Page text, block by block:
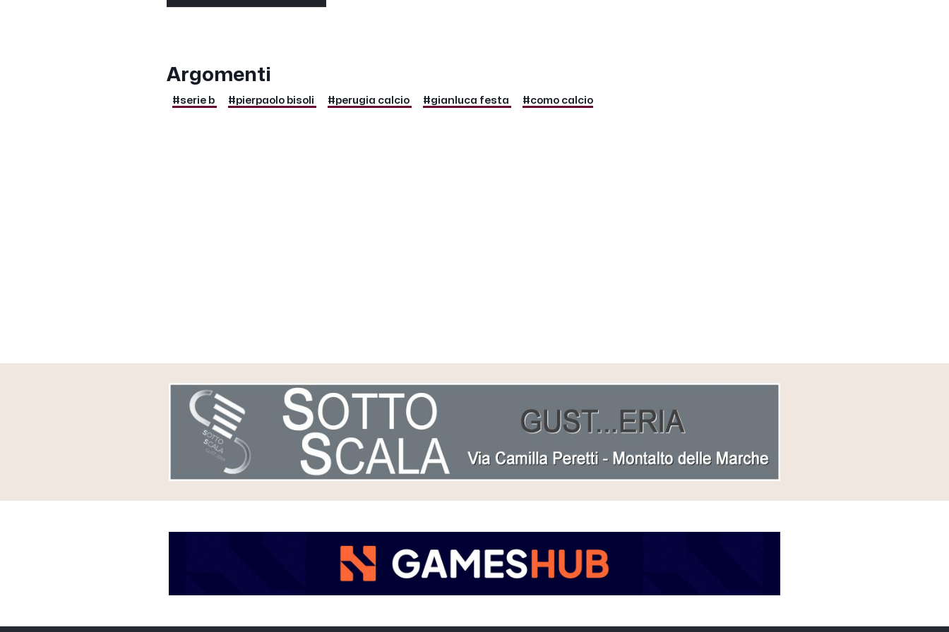
Argomenti
#serie b #pierpaolo bisoli #perugia calcio #gianluca festa #como calcio